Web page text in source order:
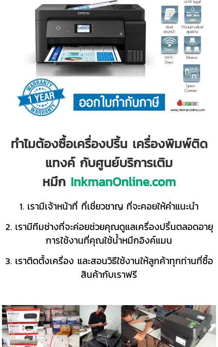
ทำไมต้องซื้อเครื่องปริ้น เครื่องพิมพ์ติด
แทงค์ กับศูนย์บริการเติม
หมึก InkmanOnline.com
1. เรามีเจ้าหน้าที่ ที่เชี่ยวชาญ ที่จะคอยให้คำแนะนำ
2. เรามีทีมช่างที่จะค่อยช่วยคุณดูแลเครื่องปริ้นตลอดอายุ
การใช้งานที่คุณใช้น้ำหมึกอิงค์แมน
3. เราติดตั้งเครื่อง และสอนวิธีใช้งานให้ลูกค้าทุกท่านที่ซื้อ
สินค้ากับเราฟรี